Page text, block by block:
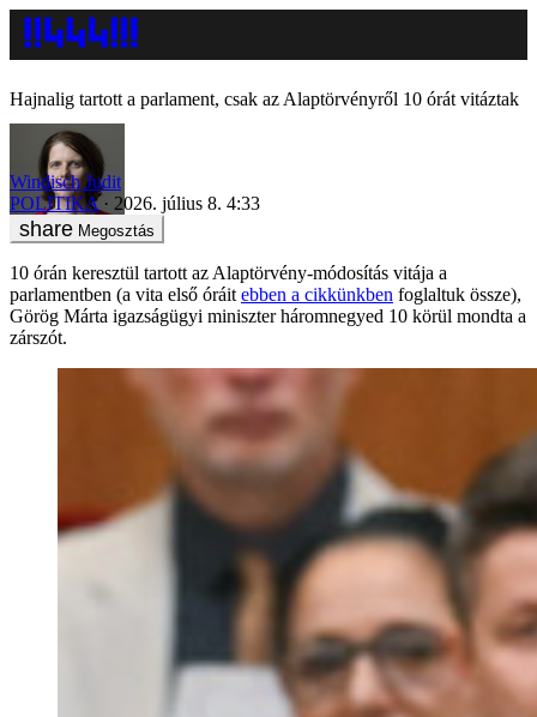
Hajnalig tartott a parlament, csak az Alaptörvényről 10 órát vitáztak
Windisch Judit
POLITIKA
2026. július 8. 4:33
Megosztás
10 órán keresztül tartott az Alaptörvény-módosítás vitája a
parlamentben (a vita első óráit ebben a cikkünkben foglaltuk össze),
Görög Márta igazságügyi miniszter háromnegyed 10 körül mondta a
zárszót.